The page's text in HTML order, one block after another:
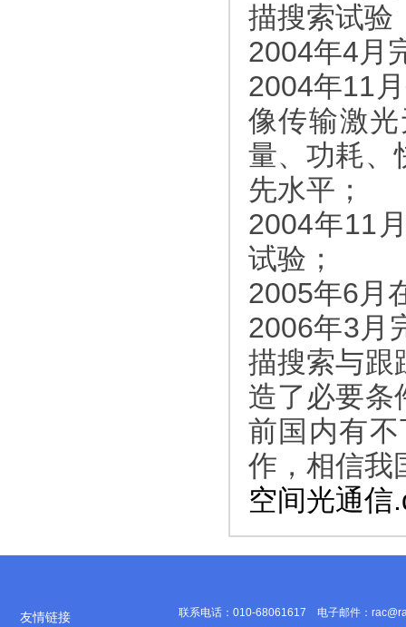
描搜索试验
2004年4月
2004年11
像传输激
量、功耗、
先水平；
2004年11
试验；
2005年6月
2006年3月
描搜索与跟
造了必要条
前国内有
作，相信我
空间光通信
友情链接
联系电话：010-68061617 电子邮件：